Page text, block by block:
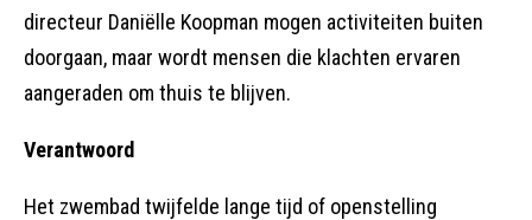
directeur Daniëlle Koopman mogen activiteiten buiten
doorgaan, maar wordt mensen die klachten ervaren
aangeraden om thuis te blijven.
Verantwoord
Het zwembad twijfelde lange tijd of openstelling